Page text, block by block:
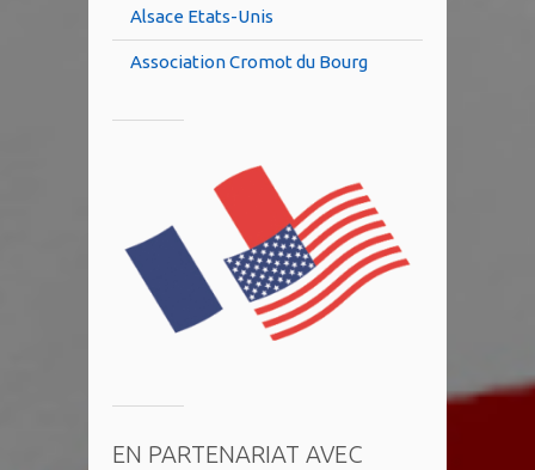
Alsace Etats-Unis
Association Cromot du Bourg
EN PARTENARIAT AVEC